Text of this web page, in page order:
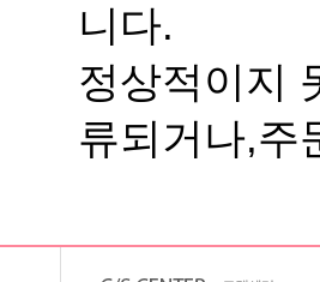
니다.
류되거나,주